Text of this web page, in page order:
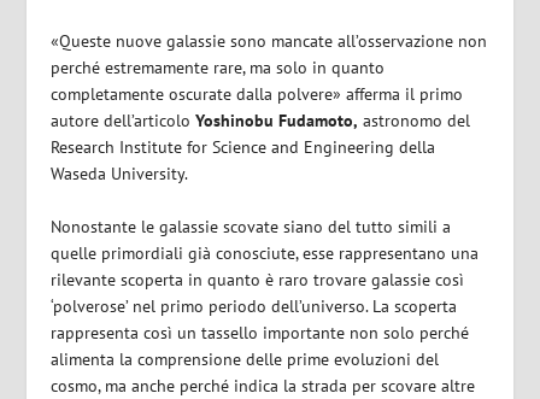
«Queste nuove galassie sono mancate all’osservazione non
perché estremamente rare, ma solo in quanto
completamente oscurate dalla polvere» afferma il primo
autore dell’articoloYoshinobu Fudamoto, astronomo del
Research Institute for Science and Engineering della
Waseda University.
Nonostante le galassie scovate siano del tutto simili a
quelle primordiali già conosciute, esse rappresentano una
rilevante scoperta in quanto è raro trovare galassie così
‘polverose’ nel primo periodo dell’universo. La scoperta
rappresenta così un tassello importante non solo perché
alimenta la comprensione delle prime evoluzioni del
cosmo, ma anche perché indica la strada per scovare altre